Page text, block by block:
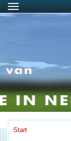
Menu
Start